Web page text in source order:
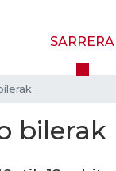
SARRERA
bilerak